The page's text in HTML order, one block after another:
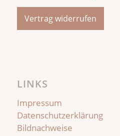
Vertrag widerrufen
LINKS
Impressum
Datenschutzerklärung
Bildnachweise